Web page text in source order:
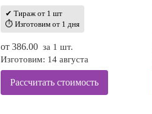
✔ Тираж от 1 шт
⏱ Изготовим от 1 дня
от 386.00 за 1 шт.
Изготовим: 14 августа
Рассчитать стоимость